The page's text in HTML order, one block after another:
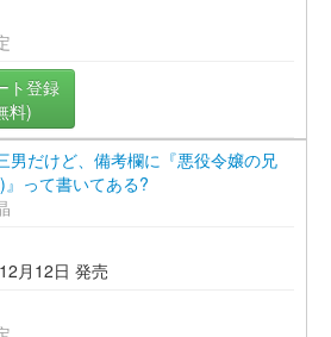
ト登録
料)
男だけど、備考欄に『悪役令嬢の兄
』って書いてある?
月12日 発売